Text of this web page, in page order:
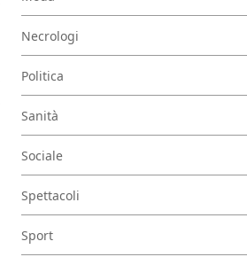
Necrologi
Politica
Sanità
Sociale
Spettacoli
Sport